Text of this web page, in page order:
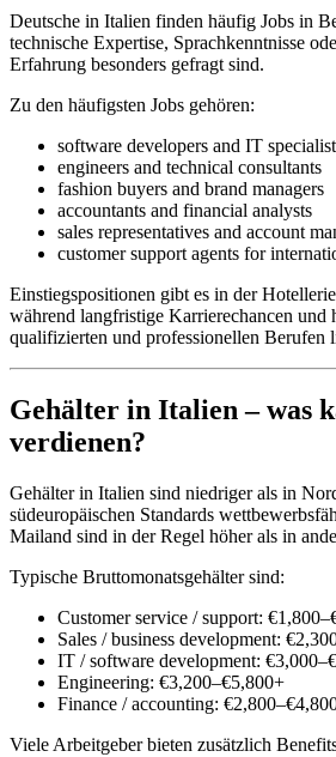
Deutsche in Italien finden häufig Jobs in
technische Expertise, Sprachkenntnisse
Erfahrung besonders gefragt sind.
Zu den häufigsten Jobs gehören:
software developers and IT
engineers and technical consultants
fashion buyers and brand managers
accountants and financial analysts
sales representatives and account
customer support agents for
Einstiegspositionen gibt es in der
während langfristige Karrierechancen und
qualifizierten und professionellen Berufen
Gehälter in Italien – was
verdienen?
Gehälter in Italien sind niedriger als in
südeuropäischen Standards
Mailand sind in der Regel höher als in
Typische Bruttomonatsgehälter sind:
Customer service / support:
Sales / business development:
IT / software development:
Engineering: €3,200–€5,800+
Finance / accounting:
Viele Arbeitgeber bieten zusätzlich